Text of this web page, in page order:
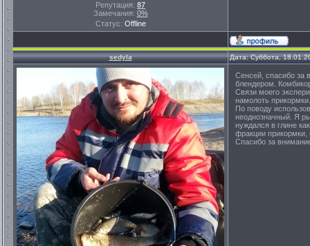
Репутация: 87
Замечания: 0%
Статус: Offline
sedyla Дата: Суббота,
Сенсей, спасибо за
блендером.
Связи моего
намолоть
По поводу
неоднозначный. Я
нуждался в глине
фракции прикормки,
Спасибо за